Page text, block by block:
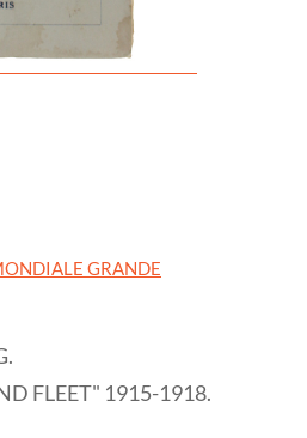
GRANDE
FLEET" 1915-1918.